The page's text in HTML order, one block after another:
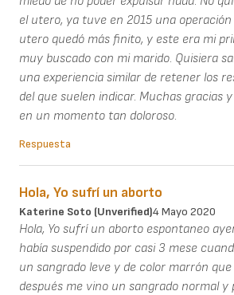
el utero, ya tuve en 2015 una
utero quedó más finito, y este era mi
muy buscado con mi marido. Quisiera
una experiencia similar de retener los
del que suelen indicar. Muchas gracias
en un momento tan doloroso.
Respuesta
Hola, Yo sufrí un aborto
Katerine Soto (unverified)4 Mayo 2020
Hola, Yo sufrí un aborto espontaneo
había suspendido por casi 3 mese
un sangrado leve y de color marrón
después me vino un sangrado normal y